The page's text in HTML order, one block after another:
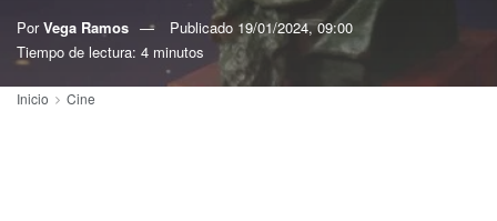
Por Vega Ramos Publicado 19/01/2024, 09:00
Tiempo de lectura: 4 minutos
Inicio Cine